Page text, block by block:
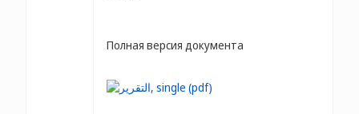
Полная версия документа